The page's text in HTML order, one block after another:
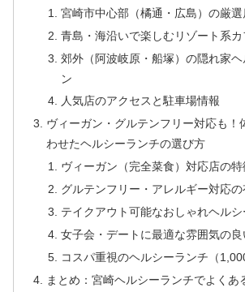
宮崎市中心部（橘通・広島）の厳選
青島・海沿いで楽しむリゾート系
郊外（阿波岐原・船塚）の隠れ家
ン
人気店のアクセスと駐車場情報
ヴィーガン・グルテンフリー対応も！
わせたヘルシーランチの選び方
ヴィーガン（完全菜食）対応店の
グルテンフリー・アレルギー対応の
テイクアウト可能なおしゃれヘル
女子会・デートに最適な雰囲気の良
コスパ重視のヘルシーランチ（
まとめ：宮崎ヘルシーランチでよくあ